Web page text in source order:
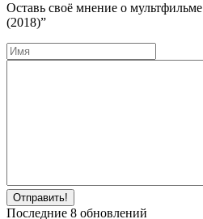
Оставь своё мнение о мультфильме
(2018)”
Отправить!
Последние 8 обновлений